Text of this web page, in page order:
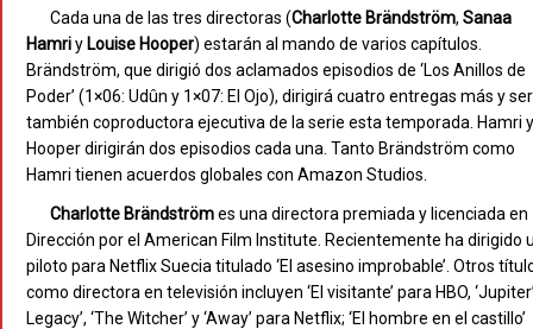
Cada una de las tres directoras (Charlotte Brändström, Sanaa
Hamriy Louise Hooper) estarán al mando de varios capítulos.
Brändström, que dirigió dos aclamados episodios de ‘Los Anillos de
Poder’ (1×06: Udûn y 1×07: El Ojo), dirigirá cuatro entregas más y
también coproductora ejecutiva de la serie esta temporada. Hamri y
Hooper dirigirán dos episodios cada una. Tanto Brändström como
Hamri tienen acuerdos globales con Amazon Studios.
Charlotte Brändströmes una directora premiada y licenciada en
Dirección por el American Film Institute. Recientemente ha dirigido
piloto para Netflix Suecia titulado ‘El asesino improbable’. Otros
como directora en televisión incluyen ‘El visitante’ para HBO,
Legacy’, ‘The Witcher’ y ‘Away’ para Netflix; ‘El hombre en el castillo’